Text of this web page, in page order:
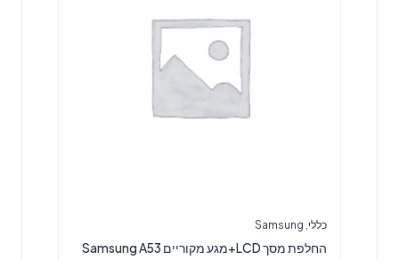
כללי Samsung
החלפת מסך LCD+מגע מקוריים Samsung A53